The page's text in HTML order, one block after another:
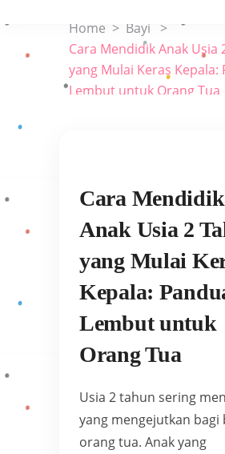
Home > Bayi >
Cara Mendidik Anak Usia
yang Mulai Keras Kepala:
Lembut untuk Orang Tua
Cara Mendidik
Anak Usia 2
yang Mulai
Kepala:
Lembut untuk
Orang Tua
Usia 2 tahun sering
yang mengejutkan bagi
orang tua. Anak yang